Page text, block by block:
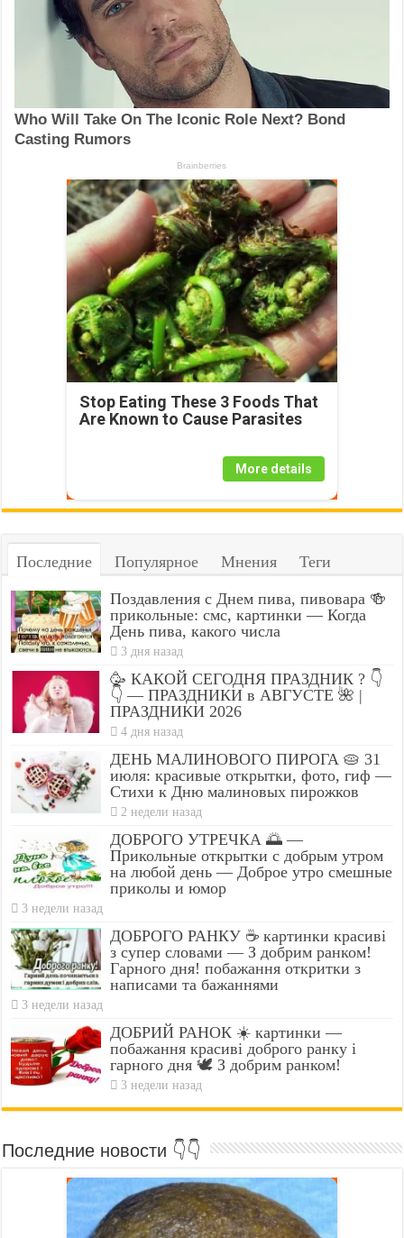
Stop Eating These 3 Foods That
Are Known to Cause Parasites
More details
Последние Популярное Мнения Теги
Поздавления с Днем пива, пивовара 🍻
прикольные: смс, картинки — Когда
День пива, какого числа
3 дня назад
🥳 КАКОЙ СЕГОДНЯ ПРАЗДНИК ? 👇
👇 — ПРАЗДНИКИ в АВГУСТЕ 🌺 |
ПРАЗДНИКИ 2026
4 дня назад
ДЕНЬ МАЛИНОВОГО ПИРОГА 🥧 31
июля: красивые открытки, фото, гиф —
Стихи к Дню малиновых пирожков
2 недели назад
ДОБРОГО УТРЕЧКА 🌅 —
Прикольные открытки с добрым утром
на любой день — Доброе утро смешные
приколы и юмор
3 недели назад
ДОБРОГО РАНКУ ☕ картинки красиві
з супер словами — З добрим ранком!
Гарного дня! побажання откритки з
написами та бажаннями
3 недели назад
ДОБРИЙ РАНОК ☀️ картинки —
побажання красиві доброго ранку і
гарного дня 🕊️ З добрим ранком!
3 недели назад
Последние новости 👇👇